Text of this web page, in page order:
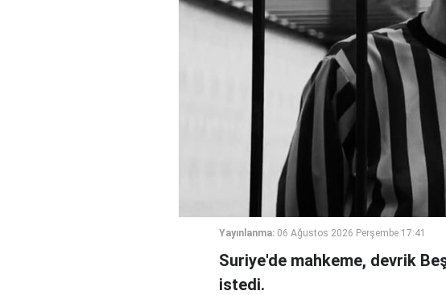
Yayınlanma: 06 Ağustos 2026 Perşembe 17:41
Suriye'de mahkeme, devrik
istedi.